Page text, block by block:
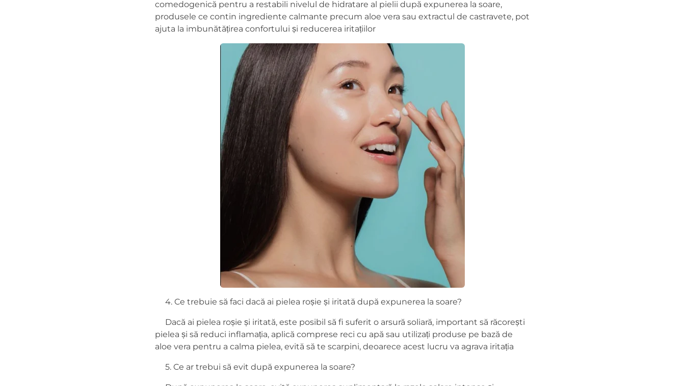
comedogenică pentru a restabili nivelul de hidratare al pielii după expunerea la soare,
produsele ce contin ingrediente calmante precum aloe vera sau extractul de castravete, pot
ajuta la imbunătățirea confortului și reducerea iritațiilor
4. Ce trebuie să faci dacă ai pielea roșie și iritată după expunerea la soare?
Dacă ai pielea roșie și iritată, este posibil să fi suferit o arsură soliară, important să răcorești
pielea și să reduci inflamația, aplică comprese reci cu apă sau utilizați produse pe bază de
aloe vera pentru a calma pielea, evită să te scarpini, deoarece acest lucru va agrava iritația
5. Ce ar trebui să evit după expunerea la soare?